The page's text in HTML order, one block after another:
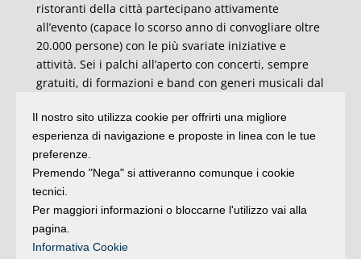
ristoranti della città partecipano attivamente
all’evento (capace lo scorso anno di convogliare oltre
20.000 persone) con le più svariate iniziative e
attività. Sei i palchi all’aperto con concerti, sempre
gratuiti, di formazioni e band con generi musicali dal
Grazie alla collaborazione delle associazioni di
volontariato locali, è disponibile un servizio navetta,
in entrambe le serate con partenza da Villa
Verucchio e arrivo a Verucchio, in via Brizzi, al fine di
favorire la viabilità comoda e sicura.
La collaborazione con le forze dell’ordine locali,
infine, garantirà uno scrupoloso servizio di sicurezza
pubblica.
Il nostro sito utilizza cookie per offrirti una migliore
esperienza di navigazione e proposte in linea con le tue
preferenze.
Premendo "Nega" si attiveranno comunque i cookie
tecnici.
Per maggiori informazioni o bloccarne l'utilizzo vai alla
pagina.
Informativa Cookie